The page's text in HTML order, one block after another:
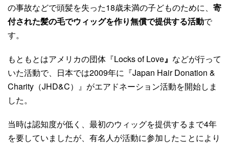
の事故などで頭髪を失った18歳未満の子どものために、 寄
付された髪の毛でウィッグを作り無償で提供する活動で
す。
もともとはアメリカの団体『Locks of Love』 などが行って
いた活動で、日本では2009年に『Japan Hair Donation &
Charity（JHD&C）』がエアドネーション活動を開始しま
した。
当時は認知度が低く、最初のウィッグを提供するまで4年
を要していましたが、有名人が活動に参加したことにより